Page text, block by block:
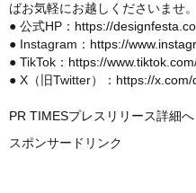
ばお気軽にお越しくださいませ。
● 公式HP： https://
● Instagram： https://
● TikTok： https://
● X（旧Twitter）： https://x.com/
PR TIMESプレスリリース詳細へ
スポンサードリンク